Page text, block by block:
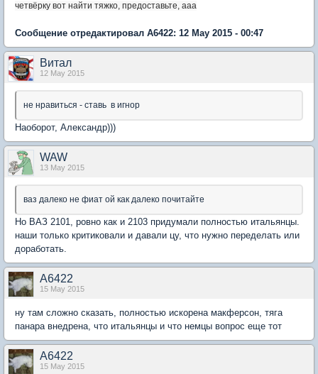
четвёрку вот найти тяжко, предоставьте, ааа
Сообщение отредактировал А6422: 12 May 2015 - 00:47
Витал
12 May 2015
не нравиться - ставь в игнор
Наоборот, Александр)))
WAW
13 May 2015
ваз далеко не фиат ой как далеко почитайте
Но ВАЗ 2101, ровно как и 2103 придумали полностью итальянцы.
наши только критиковали и давали цу, что нужно переделать или
доработать.
А6422
15 May 2015
ну там сложно сказать, полностью искорена макферсон, тяга
панара внедрена, что итальянцы и что немцы вопрос еще тот
А6422
15 May 2015